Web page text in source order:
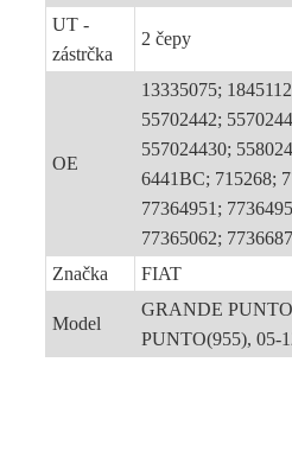
UT -
zástrčka
2 čepy
OE
13335075;
55702442;
557024430;
6441BC; 715268;
77364951;
77365062;
Značka
FIAT
Model
GRANDE
PUNTO(955), 05-